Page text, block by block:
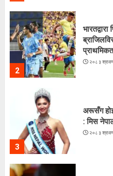
2
२०८३
3
अरूसँग
: मिस
२०८३